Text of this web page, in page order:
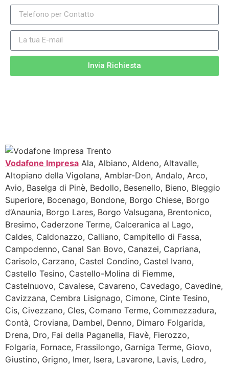
Invia Richiesta
Vodafone Impresa Ala, Albiano, Aldeno, Altavalle,
Altopiano della Vigolana, Amblar-Don, Andalo, Arco,
Avio, Baselga di Pinè, Bedollo, Besenello, Bieno, Bleggio
Superiore, Bocenago, Bondone, Borgo Chiese, Borgo
d’Anaunia, Borgo Lares, Borgo Valsugana, Brentonico,
Bresimo, Caderzone Terme, Calceranica al Lago,
Caldes, Caldonazzo, Calliano, Campitello di Fassa,
Campodenno, Canal San Bovo, Canazei, Capriana,
Carisolo, Carzano, Castel Condino, Castel Ivano,
Castello Tesino, Castello-Molina di Fiemme,
Castelnuovo, Cavalese, Cavareno, Cavedago, Cavedine,
Cavizzana, Cembra Lisignago, Cimone, Cinte Tesino,
Cis, Civezzano, Cles, Comano Terme, Commezzadura,
Contà, Croviana, Dambel, Denno, Dimaro Folgarida,
Drena, Dro, Fai della Paganella, Fiavè, Fierozzo,
Folgaria, Fornace, Frassilongo, Garniga Terme, Giovo,
Giustino, Grigno, Imer, Isera, Lavarone, Lavis, Ledro,